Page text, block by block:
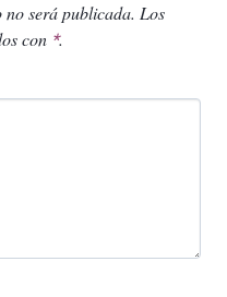
será publicada. Los
con *.